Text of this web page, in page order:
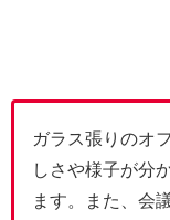
ガラス張りのオ
しさや様子が分
ます。また、会